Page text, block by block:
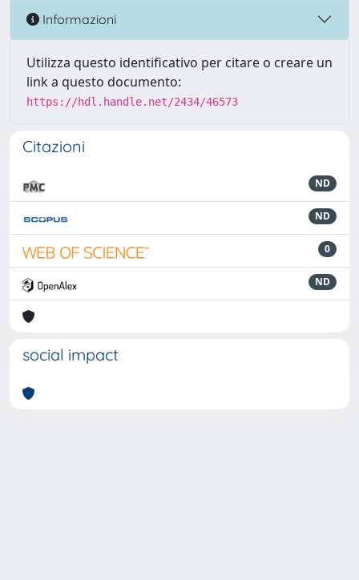
Informazioni
Utilizza questo identificativo per citare o creare un
link a questo documento:
https://hdl.handle.net/2434/46573
Citazioni
ND
ND
0
ND
social impact